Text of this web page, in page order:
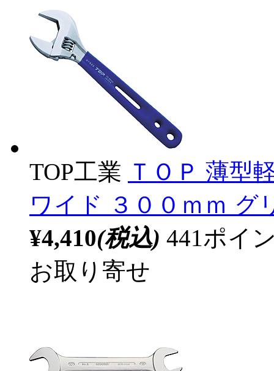
TOP工業 ＴＯＰ 薄型
ワイド ３００ｍｍ グ
¥4,410(税込) 441ポイ
お取り寄せ